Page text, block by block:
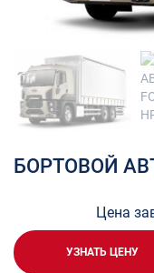
БОРТОВОЙ
Цена
УЗНАТЬ ЦЕНУ